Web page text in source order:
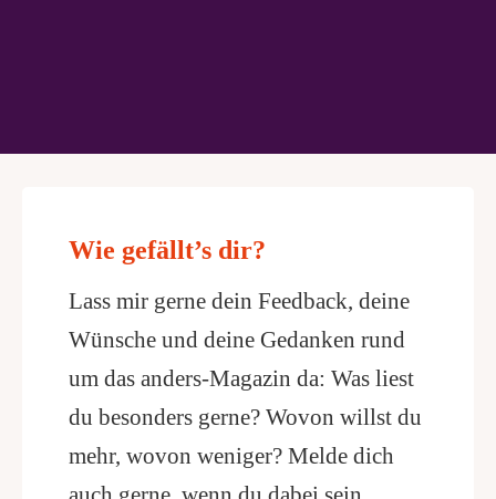
Wie gefällt’s dir?
Lass mir gerne dein Feedback, deine
Wünsche und deine Gedanken rund
um das anders-Magazin da: Was liest
du besonders gerne? Wovon willst du
mehr, wovon weniger? Melde dich